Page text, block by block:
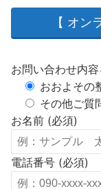
【 オン
お問い合わせ内
おおよその
その他ご質
お名前 (必須)
電話番号 (必須)